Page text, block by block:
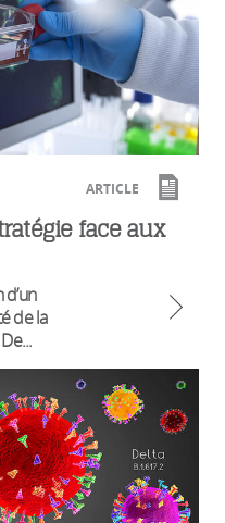
ARTICLE
face aux
de la